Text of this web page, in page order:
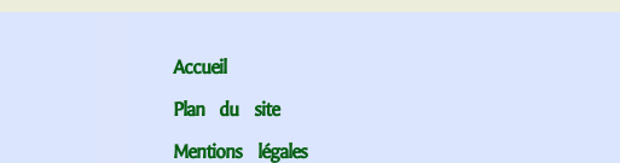
Accueil
Plan du site
Mentions légales